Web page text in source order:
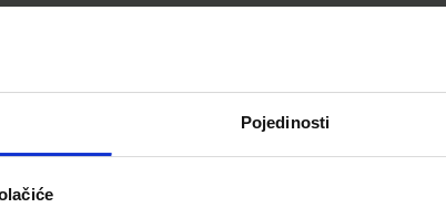
Pojedinosti